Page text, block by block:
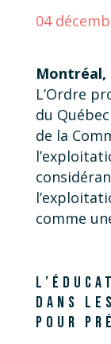
04
Montréal,
L’Ordre
du
de la
comme
DANS
POUR